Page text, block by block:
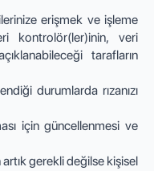
erişmek ve işleme
kontrolör(ler)inin, veri
tarafların
durumlarda rızanızı
için güncellenmesi ve
gerekli değilse kişisel